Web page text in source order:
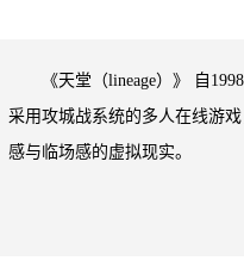
《天堂（lineage）》 自
采用攻城战系统的多人在线游
感与临场感的虚拟现实。